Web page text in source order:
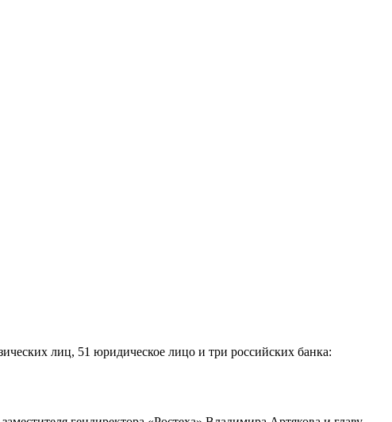
лиц, 51 юридическое лицо и три российских банка: